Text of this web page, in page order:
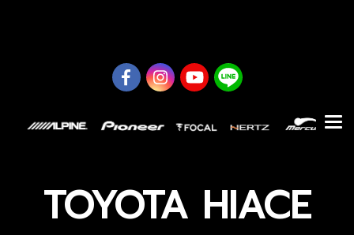
TOYOTA HIACE